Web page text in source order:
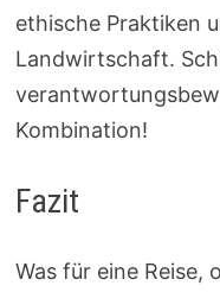
ethische Praktiken
Landwirtschaft.
Kombination!
Fazit
Was für eine Reise,